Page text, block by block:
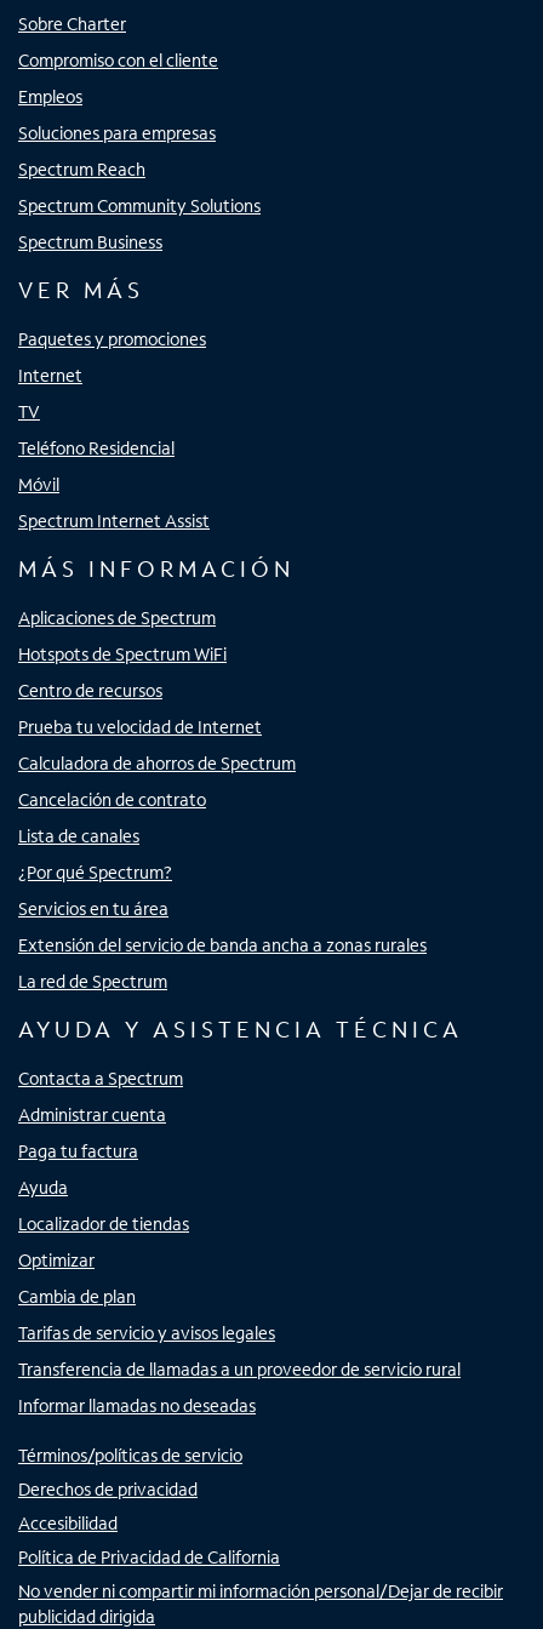
Sobre Charter
Compromiso con el cliente
Empleos
Soluciones para empresas
Spectrum Reach
Spectrum Community Solutions
Spectrum Business
VER MÁS
Paquetes y promociones
Internet
TV
Teléfono Residencial
Móvil
Spectrum Internet Assist
MÁS INFORMACIÓN
Aplicaciones de Spectrum
Hotspots de Spectrum WiFi
Centro de recursos
Prueba tu velocidad de Internet
Calculadora de ahorros de Spectrum
Cancelación de contrato
Lista de canales
¿Por qué Spectrum?
Servicios en tu área
Extensión del servicio de banda ancha a zonas rurales
La red de Spectrum
AYUDA Y ASISTENCIA TÉCNICA
Contacta a Spectrum
Administrar cuenta
Paga tu factura
Ayuda
Localizador de tiendas
Optimizar
Cambia de plan
Tarifas de servicio y avisos legales
Transferencia de llamadas a un proveedor de servicio rural
Informar llamadas no deseadas
Términos/políticas de servicio
Derechos de privacidad
Accesibilidad
Política de Privacidad de California
No vender ni compartir mi información personal/Dejar de recibir
publicidad dirigida